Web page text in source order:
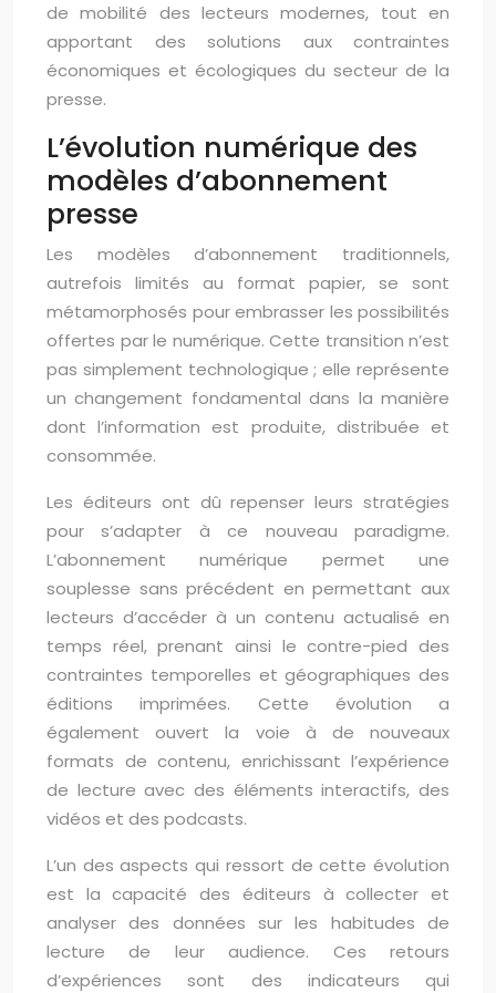
de mobilité des lecteurs modernes, tout en
apportant des solutions aux contraintes
économiques et écologiques du secteur de la
presse.
L’évolution numérique des
modèles d’abonnement
presse
Les modèles d’abonnement traditionnels,
autrefois limités au format papier, se sont
métamorphosés pour embrasser les possibilités
offertes par le numérique. Cette transition n’est
pas simplement technologique ; elle représente
un changement fondamental dans la manière
dont l’information est produite, distribuée et
consommée.
Les éditeurs ont dû repenser leurs stratégies
pour s’adapter à ce nouveau paradigme.
L’abonnement numérique permet une
souplesse sans précédent en permettant aux
lecteurs d’accéder à un contenu actualisé en
temps réel, prenant ainsi le contre-pied des
contraintes temporelles et géographiques des
éditions imprimées. Cette évolution a
également ouvert la voie à de nouveaux
formats de contenu, enrichissant l’expérience
de lecture avec des éléments interactifs, des
vidéos et des podcasts.
L’un des aspects qui ressort de cette évolution
est la capacité des éditeurs à collecter et
analyser des données sur les habitudes de
lecture de leur audience. Ces retours
d’expériences sont des indicateurs qui